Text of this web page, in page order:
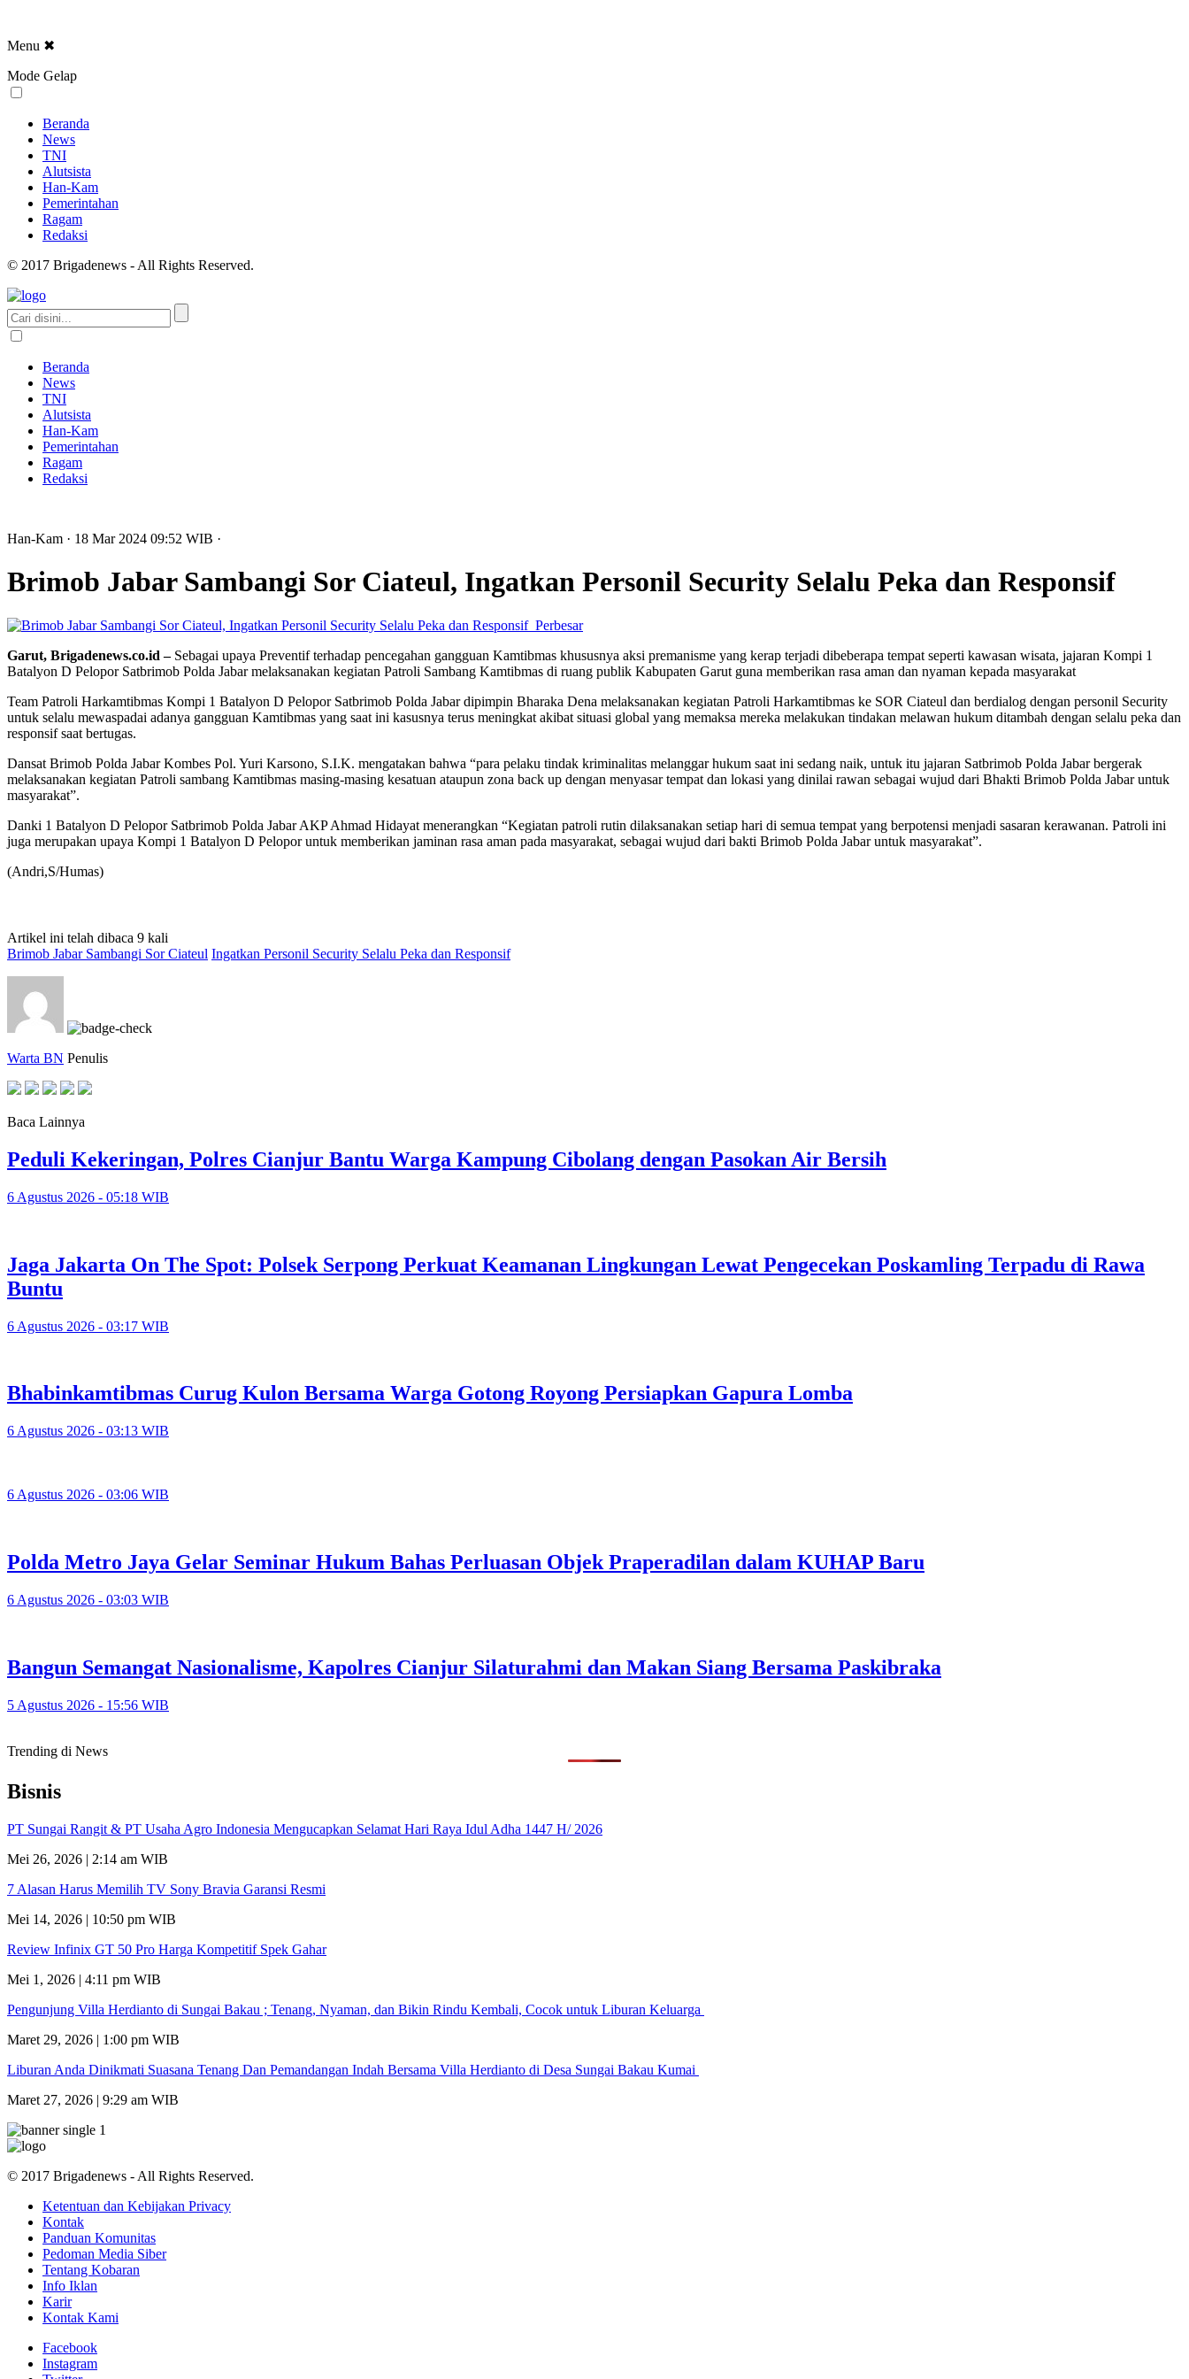
Menu ✖
Mode Gelap
Beranda
News
TNI
Alutsista
Han-Kam
Pemerintahan
Ragam
Redaksi
© 2017 Brigadenews - All Rights Reserved.
Beranda
News
TNI
Alutsista
Han-Kam
Pemerintahan
Ragam
Redaksi
Han-Kam · 18 Mar 2024 09:52 WIB ·
Brimob Jabar Sambangi Sor Ciateul, Ingatkan Personil Security Selalu Peka dan Responsif
Perbesar
Garut, Brigadenews.co.id –Sebagai upaya Preventif terhadap pencegahan gangguan Kamtibmas khususnya aksi premanisme yang kerap terjadi dibeberapa tempat seperti kawasan wisata, jajaran Kompi 1
Batalyon D Pelopor Satbrimob Polda Jabar melaksanakan kegiatan Patroli Sambang Kamtibmas di ruang publik Kabupaten Garut guna memberikan rasa aman dan nyaman kepada masyarakat
Team Patroli Harkamtibmas Kompi 1 Batalyon D Pelopor Satbrimob Polda Jabar dipimpin Bharaka Dena melaksanakan kegiatan Patroli Harkamtibmas ke SOR Ciateul dan berdialog dengan personil Security
untuk selalu mewaspadai adanya gangguan Kamtibmas yang saat ini kasusnya terus meningkat akibat situasi global yang memaksa mereka melakukan tindakan melawan hukum ditambah dengan selalu peka dan
responsif saat bertugas.
Dansat Brimob Polda Jabar Kombes Pol. Yuri Karsono, S.I.K. mengatakan bahwa “para pelaku tindak kriminalitas melanggar hukum saat ini sedang naik, untuk itu jajaran Satbrimob Polda Jabar bergerak
melaksanakan kegiatan Patroli sambang Kamtibmas masing-masing kesatuan ataupun zona back up dengan menyasar tempat dan lokasi yang dinilai rawan sebagai wujud dari Bhakti Brimob Polda Jabar untuk
masyarakat”.
Danki 1 Batalyon D Pelopor Satbrimob Polda Jabar AKP Ahmad Hidayat menerangkan “Kegiatan patroli rutin dilaksanakan setiap hari di semua tempat yang berpotensi menjadi sasaran kerawanan. Patroli ini
juga merupakan upaya Kompi 1 Batalyon D Pelopor untuk memberikan jaminan rasa aman pada masyarakat, sebagai wujud dari bakti Brimob Polda Jabar untuk masyarakat”.
(Andri,S/Humas)
Artikel ini telah dibaca 9 kali
Brimob Jabar Sambangi Sor Ciateul Ingatkan Personil Security Selalu Peka dan Responsif
Warta BN Penulis
Baca Lainnya
Peduli Kekeringan, Polres Cianjur Bantu Warga Kampung Cibolang dengan Pasokan Air Bersih
6 Agustus 2026 - 05:18 WIB
Jaga Jakarta On The Spot: Polsek Serpong Perkuat Keamanan Lingkungan Lewat Pengecekan Poskamling Terpadu di Rawa
Buntu
6 Agustus 2026 - 03:17 WIB
Bhabinkamtibmas Curug Kulon Bersama Warga Gotong Royong Persiapkan Gapura Lomba
6 Agustus 2026 - 03:13 WIB
6 Agustus 2026 - 03:06 WIB
Polda Metro Jaya Gelar Seminar Hukum Bahas Perluasan Objek Praperadilan dalam KUHAP Baru
6 Agustus 2026 - 03:03 WIB
Bangun Semangat Nasionalisme, Kapolres Cianjur Silaturahmi dan Makan Siang Bersama Paskibraka
5 Agustus 2026 - 15:56 WIB
Trending di News
Bisnis
PT Sungai Rangit & PT Usaha Agro Indonesia Mengucapkan Selamat Hari Raya Idul Adha 1447 H/ 2026
Mei 26, 2026 | 2:14 am WIB
7 Alasan Harus Memilih TV Sony Bravia Garansi Resmi
Mei 14, 2026 | 10:50 pm WIB
Review Infinix GT 50 Pro Harga Kompetitif Spek Gahar
Mei 1, 2026 | 4:11 pm WIB
Pengunjung Villa Herdianto di Sungai Bakau ; Tenang, Nyaman, dan Bikin Rindu Kembali, Cocok untuk Liburan Keluarga
Maret 29, 2026 | 1:00 pm WIB
Liburan Anda Dinikmati Suasana Tenang Dan Pemandangan Indah Bersama Villa Herdianto di Desa Sungai Bakau Kumai
Maret 27, 2026 | 9:29 am WIB
© 2017 Brigadenews - All Rights Reserved.
Ketentuan dan Kebijakan Privacy
Kontak
Panduan Komunitas
Pedoman Media Siber
Tentang Kobaran
Info Iklan
Karir
Kontak Kami
Facebook
Instagram